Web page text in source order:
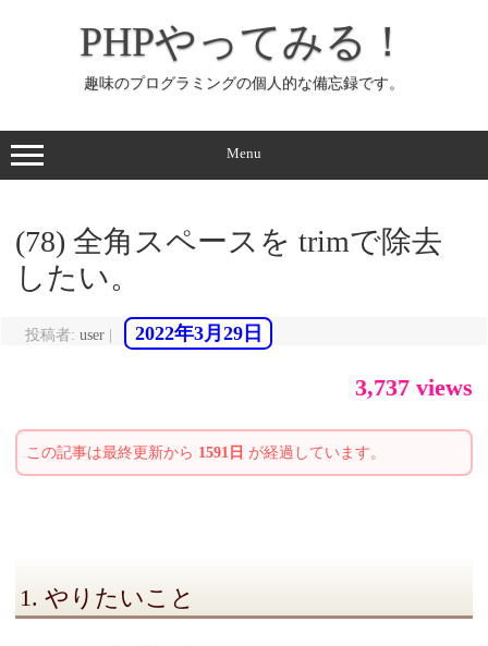
ッ
プ
PHPやってみる！
趣味のプログラミングの個人的な備忘録です。
Menu
(78) 全角スペースを trimで除去
したい。
投稿者: user 2022年3月29日
3,737 views
この記事は最終更新から 1591日 が経過しています。
1. やりたいこと